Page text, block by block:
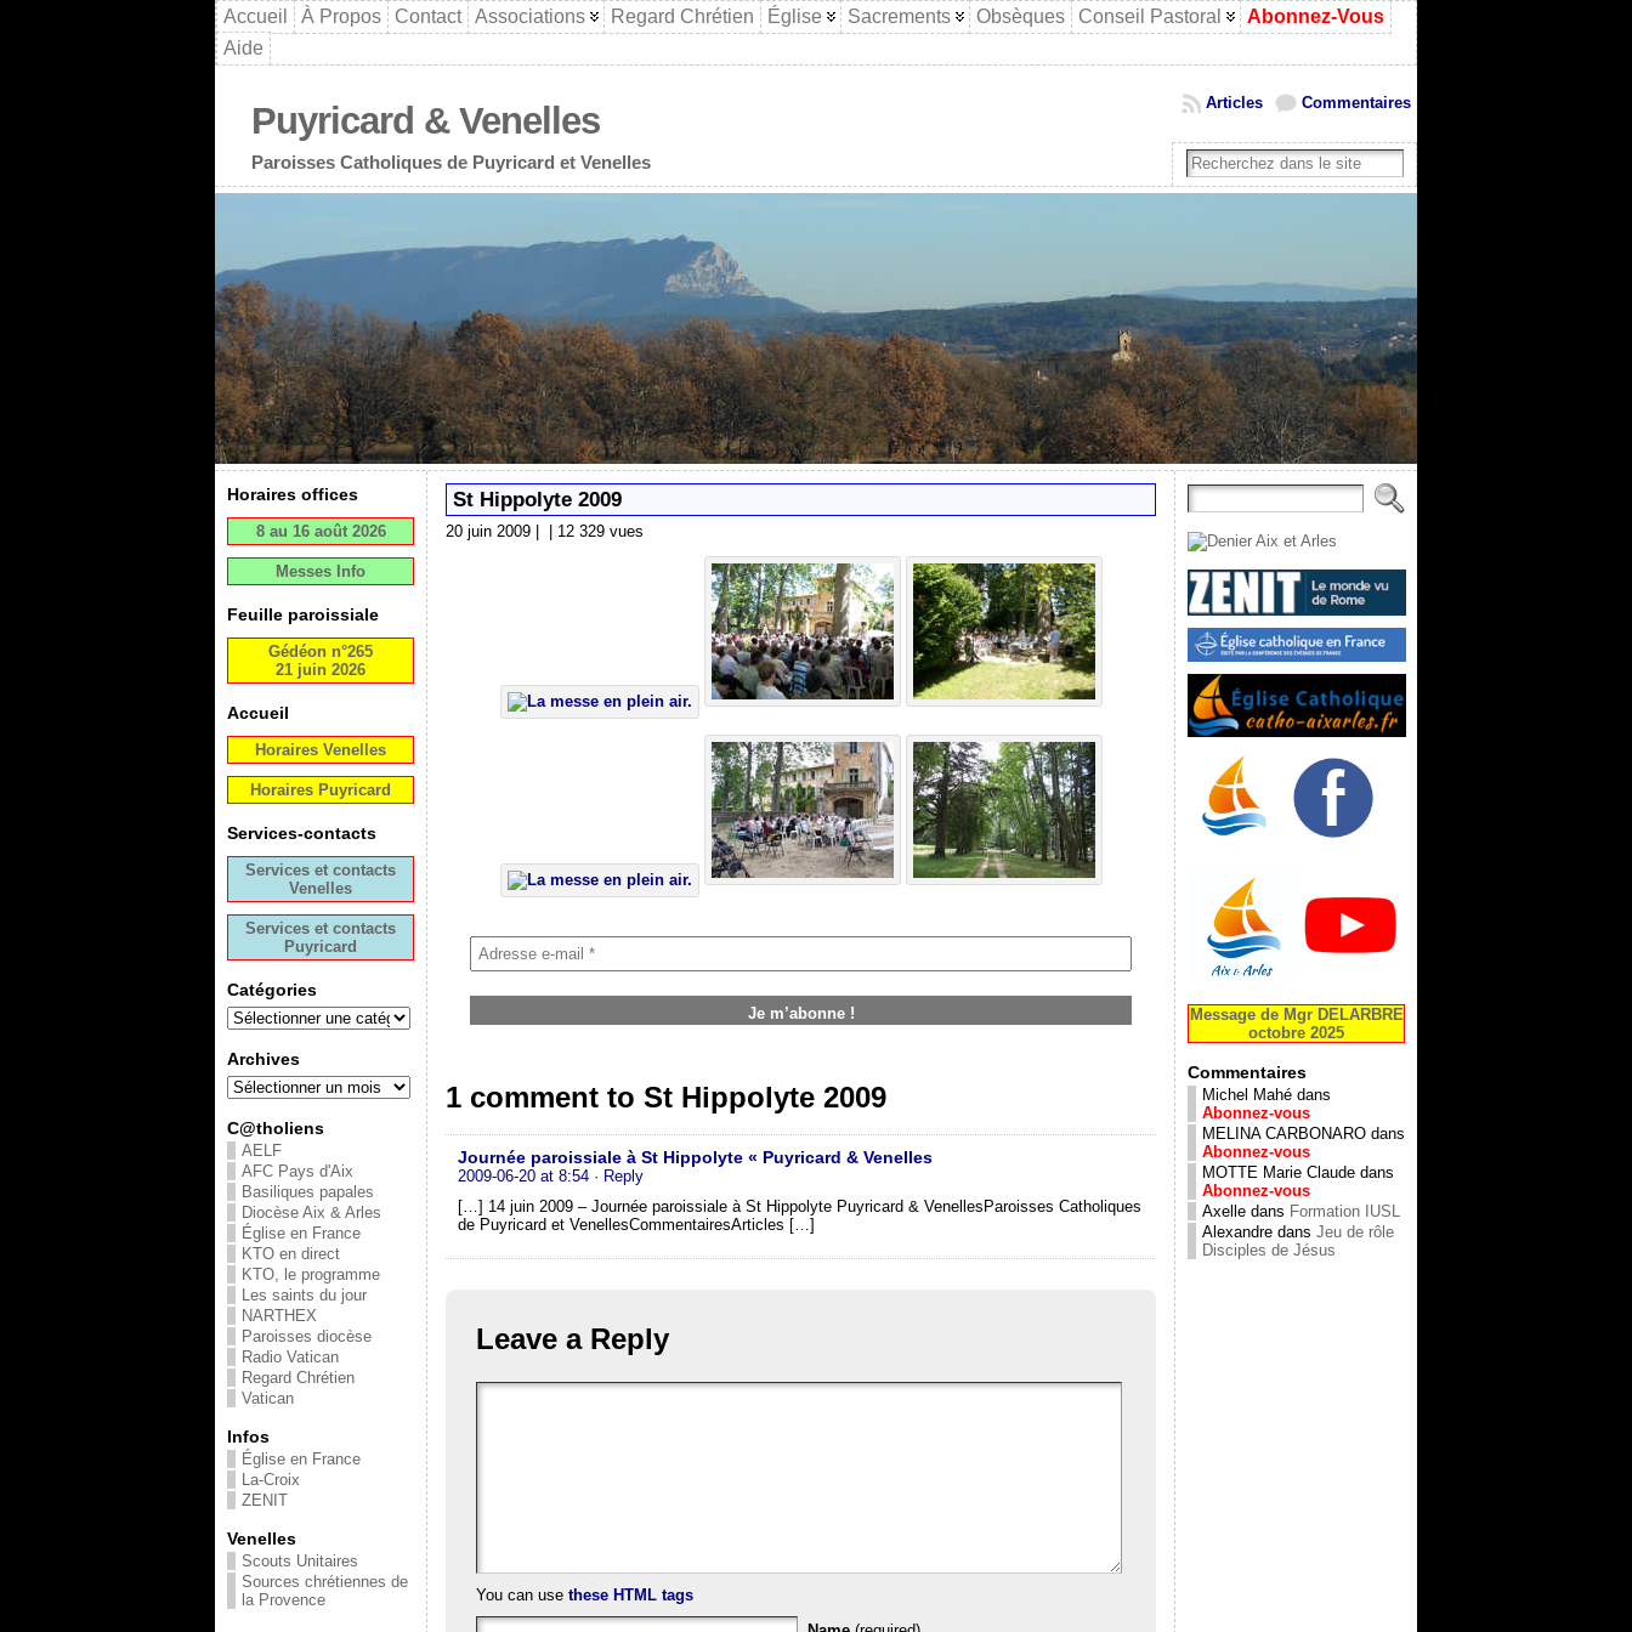
Accueil À Propos Contact Associations Regard Chrétien Église Sacrements Obsèques Conseil Pastoral
Abonnez-Vous
Aide
Puyricard & Venelles
Paroisses Catholiques de Puyricard et Venelles
Commentaires
Articles
Horaires offices
8 au 16 août 2026
Messes Info
Feuille paroissiale
Gédéon n°265
21 juin 2026
Accueil
Horaires Venelles
Horaires Puyricard
Services-contacts
Services et contacts
Venelles
Services et contacts
Puyricard
Catégories
Archives
C@tholiens
AELF
AFC Pays d'Aix
Basiliques papales
Diocèse Aix & Arles
Église en France
KTO en direct
KTO, le programme
Les saints du jour
NARTHEX
Paroisses diocèse
Radio Vatican
Regard Chrétien
Vatican
Infos
Église en France
La-Croix
ZENIT
Venelles
Scouts Unitaires
Sources chrétiennes de
la Provence
St Hippolyte 2009
20 juin 2009 | | 12 329 vues
1 comment to St Hippolyte 2009
Journée paroissiale à St Hippolyte « Puyricard & Venelles
2009-06-20 at 8:54 · Reply
[…] 14 juin 2009 – Journée paroissiale à St Hippolyte Puyricard & VenellesParoisses Catholiques
de Puyricard et VenellesCommentairesArticles […]
Leave a Reply
You can use these HTML tags
Message de Mgr DELARBRE
octobre 2025
Commentaires
Michel Mahé dans
Abonnez-vous
MELINA CARBONARO dans
Abonnez-vous
MOTTE Marie Claude dans
Abonnez-vous
Axelle dans Formation IUSL
Alexandre dans Jeu de rôle
Disciples de Jésus